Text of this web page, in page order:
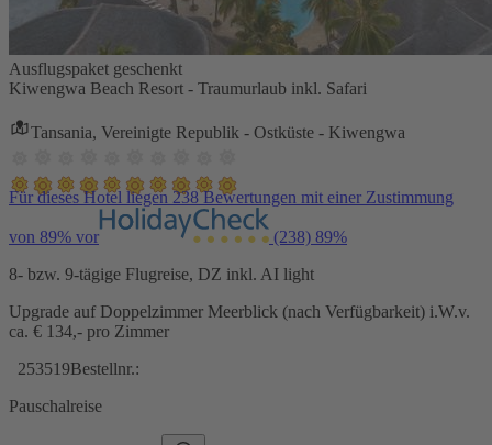
Ausflugspaket geschenkt
Kiwengwa Beach Resort - Traumurlaub inkl. Safari
Tansania, Vereinigte Republik - Ostküste - Kiwengwa
Für dieses Hotel liegen 238 Bewertungen mit einer Zustimmung
von 89% vor (238) 89%
8- bzw. 9-tägige Flugreise, DZ inkl. AI light
Upgrade auf Doppelzimmer Meerblick (nach Verfügbarkeit) i.W.v.
ca. € 134,- pro Zimmer
253519Bestellnr.:
Pauschalreise